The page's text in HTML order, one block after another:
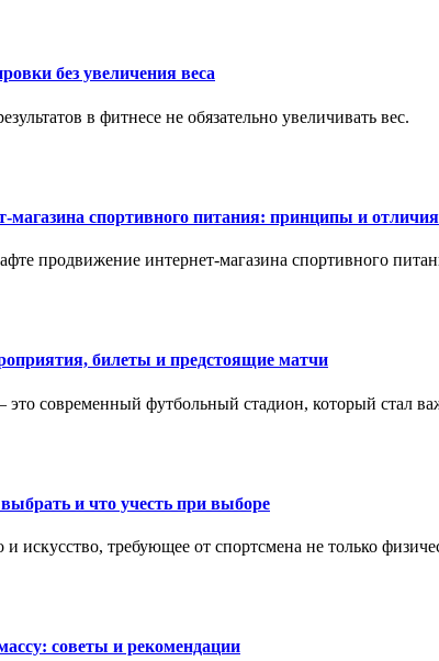
без увеличения веса
в фитнесе не обязательно увеличивать вес.
магазина спортивного питания: принципы и отличия
продвижение интернет-магазина спортивного
билеты и предстоящие матчи
современный футбольный стадион, который стал
и что учесть при выборе
искусство, требующее от спортсмена не только
советы и рекомендации